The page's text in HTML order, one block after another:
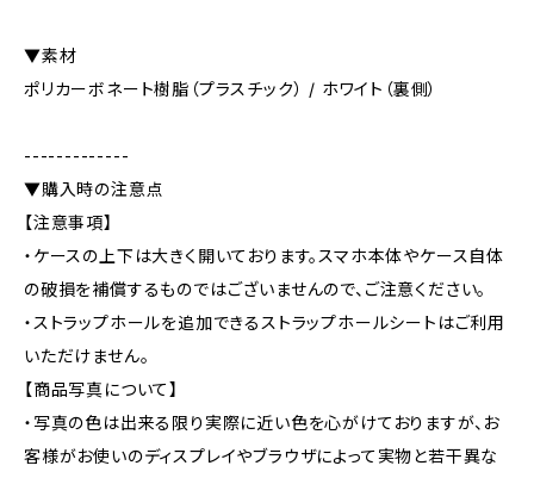
▼素材
ポリカーボネート樹脂（プラスチック） / ホワイト（裏側）
-------------
▼購入時の注意点
【注意事項】
・ケースの上下は大きく開いております。スマホ本体やケース自体
の破損を補償するものではございませんので、ご注意ください。
・ストラップホールを追加できるストラップホールシートはご利用
いただけません。
【商品写真について】
・写真の色は出来る限り実際に近い色を心がけておりますが、お
客様がお使いのディスプレイやブラウザによって実物と若干異な